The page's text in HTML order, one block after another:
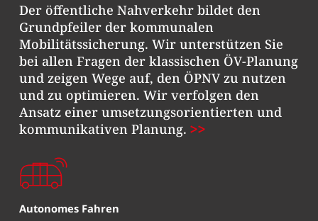
Der öffentliche Nahverkehr bildet den
Grundpfeiler der kommunalen
Mobilitätssicherung. Wir unterstützen Sie
bei allen Fragen der klassischen ÖV-Planung
und zeigen Wege auf, den ÖPNV zu nutzen
und zu optimieren. Wir verfolgen den
Ansatz einer umsetzungsorientierten und
kommunikativen Planung.
Autonomes Fahren